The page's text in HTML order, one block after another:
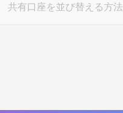
共有口座を並び替える方法